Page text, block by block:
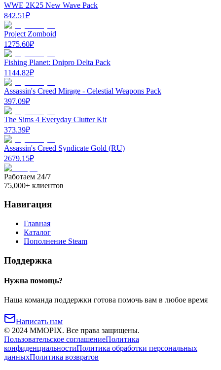
WWE 2K25 New Wave Pack
842.51₽
Project Zomboid
1275.60₽
Fishing Planet: Dnipro Delta Pack
1144.82₽
Assassin's Creed Mirage - Celestial Weapons Pack
397.09₽
The Sims 4 Everyday Clutter Kit
373.39₽
Assassin's Creed Syndicate Gold (RU)
2679.15₽
Работаем 24/7
75,000+ клиентов
Навигация
Главная
Каталог
Пополнение Steam
Поддержка
Нужна помощь?
Наша команда поддержки готова помочь вам в любое время
Написать нам
© 2024 MMOPIX. Все права защищены.
Пользовательское соглашениеПолитика
конфиденциальностиПолитика обработки персональных
данныхПолитика возвратов